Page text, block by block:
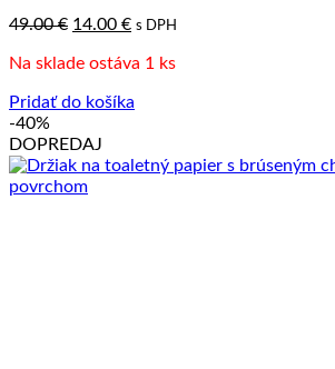
49.00€ Pôvodná
bola:
14.00 €Aktuálna
je:
s DPH
Na sklade ostáva 1 ks
Pridať do košíka
-40%
DOPREDAJ